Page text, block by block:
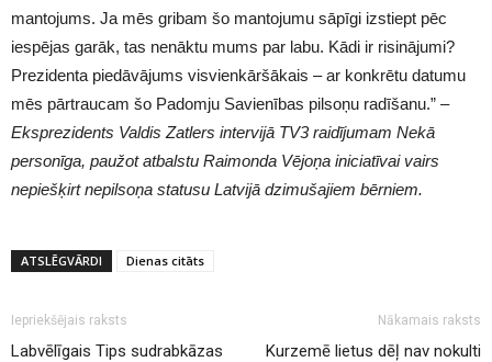
mantojums. Ja mēs gribam šo mantojumu sāpīgi izstiept pēc
iespējas garāk, tas nenāktu mums par labu. Kādi ir risinājumi?
Prezidenta piedāvājums visvienkāršākais – ar konkrētu datumu
mēs pārtraucam šo Padomju Savienības pilsoņu radīšanu.” –
Eksprezidents Valdis Zatlers intervijā TV3 raidījumam Nekā
personīga, paužot atbalstu Raimonda Vējoņa iniciatīvai vairs
nepiešķirt nepilsoņa statusu Latvijā dzimušajiem bērniem.
ATSLĒGVĀRDI Dienas citāts
Iepriekšējais raksts
Labvēlīgais Tips sudrabkāzas
Nākamais raksts
Kurzemē lietus dēļ nav nokulti